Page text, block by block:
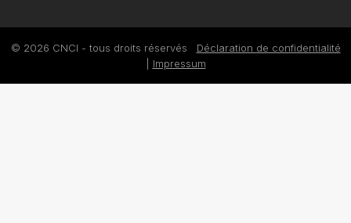
© 2026 CNCI - tous droits réservés Déclaration de confidentialité
Impressum